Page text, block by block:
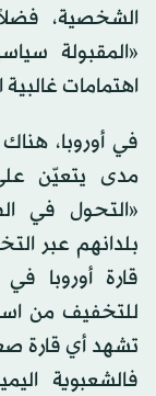
الشخصية،
«المقبولة
اهتمامات غالبية
في أوروبا،
مدى يتعيّن
«التحول في
بلدانهم عبر
قارة أوروبا
للتخفيف من
تشهد أي قارة
فالشعبوية